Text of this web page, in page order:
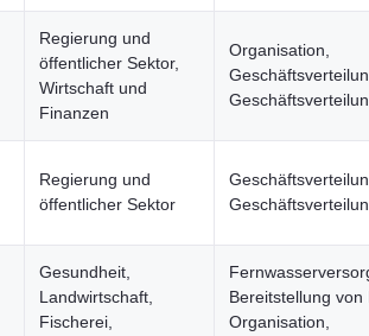
Regierung und
öffentlicher Sektor,
Wirtschaft und
Finanzen
Organisation,
Regierung und
öffentlicher Sektor
Gesundheit,
Landwirtschaft,
Fischerei,
Bereitstellung von
Organisation,